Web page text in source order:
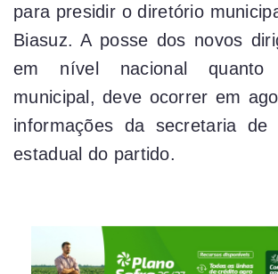
para presidir o diretório
Biasuz. A posse dos novos
em nível nacional quanto
municipal, deve ocorrer em
informações da secretaria de
estadual do partido.